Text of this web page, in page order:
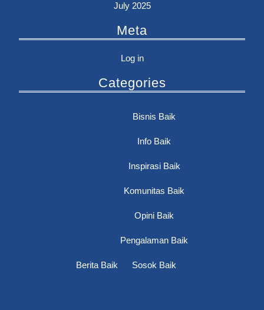
July 2025
Meta
Log in
Categories
Berita Baik
Bisnis Baik
Info Baik
Inspirasi Baik
Komunitas Baik
Opini Baik
Pengalaman Baik
Sosok Baik